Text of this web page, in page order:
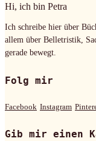
Hi, ich bin Petra
Ich schreibe hier über
allem über Belletristik,
gerade bewegt.
Folg mir
Facebook Instagram
Gib mir einen